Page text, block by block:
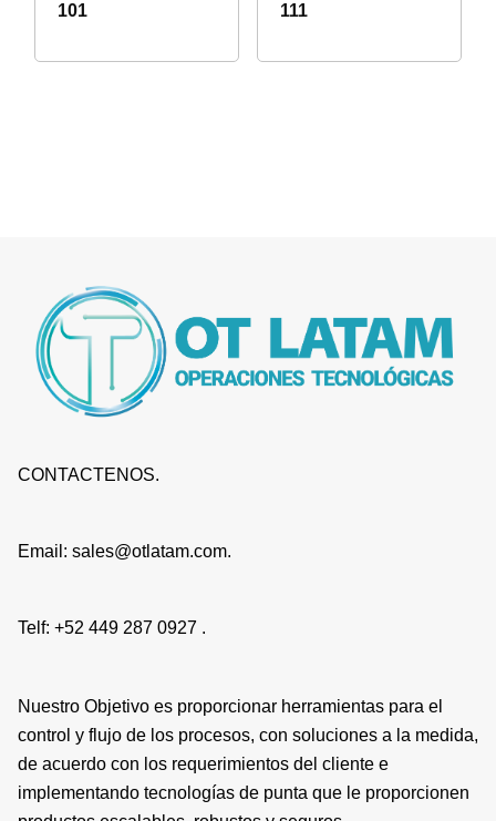
101
111
CONTACTENOS.
Email: sales@otlatam.com.
Telf: +52 449 287 0927 .
Nuestro Objetivo es proporcionar herramientas para el
control y flujo de los procesos, con soluciones a la medida,
de acuerdo con los requerimientos del cliente e
implementando tecnologías de punta que le proporcionen